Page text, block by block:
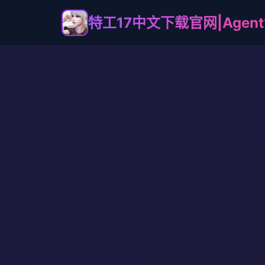
特工17中文下载官网